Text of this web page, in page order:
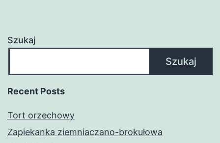
Szukaj
Szukaj
Recent Posts
Tort orzechowy
Zapiekanka ziemniaczano-brokułowa